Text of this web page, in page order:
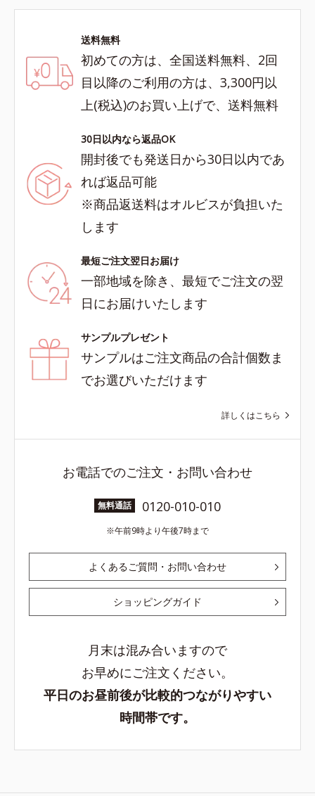
送料無料
初めての方は、全国送料無料、2回
目以降のご利用の方は、3,300円以
上(税込)のお買い上げで、送料無料
30日以内なら返品OK
開封後でも発送日から30日以内であ
れば返品可能
※商品返送料はオルビスが負担いた
します
最短ご注文翌日お届け
一部地域を除き、最短でご注文の翌
日にお届けいたします
サンプルプレゼント
サンプルはご注文商品の合計個数ま
でお選びいただけます
詳しくはこちら
お電話でのご注文・お問い合わせ
無料通話 0120-010-010
午前9時より午後7時まで
よくあるご質問・お問い合わせ
ショッピングガイド
月末は混み合いますので
お早めにご注文ください。
平日のお昼前後が比較的つながりやすい
時間帯です。